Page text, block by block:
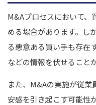
M&Aプロセスにおいて、
める場合があります。し
る悪意ある買い手も存在
などの情報を伏せること
また、M&Aの実施が従
安感を引き起こす可能性